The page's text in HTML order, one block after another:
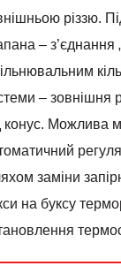
різзю.
– з’єднання
– зовнішня
конус. Можлива
заміни
на буксу